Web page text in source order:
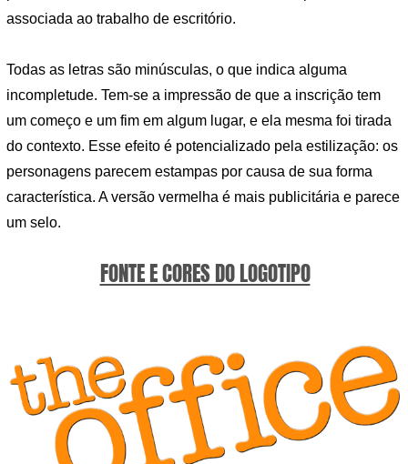
associada ao trabalho de escritório.
Todas as letras são minúsculas, o que indica alguma
incompletude. Tem-se a impressão de que a inscrição tem
um começo e um fim em algum lugar, e ela mesma foi tirada
do contexto. Esse efeito é potencializado pela estilização: os
personagens parecem estampas por causa de sua forma
característica. A versão vermelha é mais publicitária e parece
um selo.
FONTE E CORES DO LOGOTIPO